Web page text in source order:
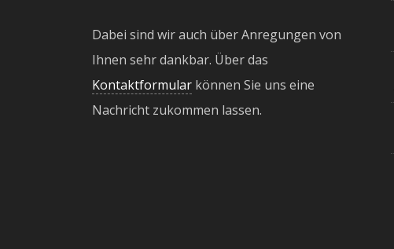
Dabei sind wir auch über Anregungen von
Ihnen sehr dankbar. Über das
Kontaktformular können Sie uns eine
Nachricht zukommen lassen.